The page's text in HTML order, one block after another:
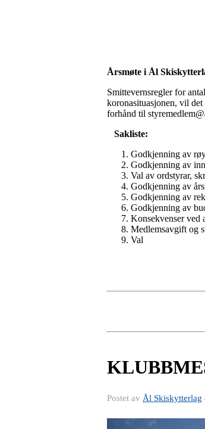
Årsmøte i Ål
Smittevernsregler for
koronasituasjonen, vil
forhånd til
Sakliste:
Godkjenning av
Godkjenning av
Val av ordstyrar,
Godkjenning av
Godkjenning av
Godkjenning av
Konsekvenser ved
Medlemsavgift og
Val
Postet av Ål Skiskytterlag